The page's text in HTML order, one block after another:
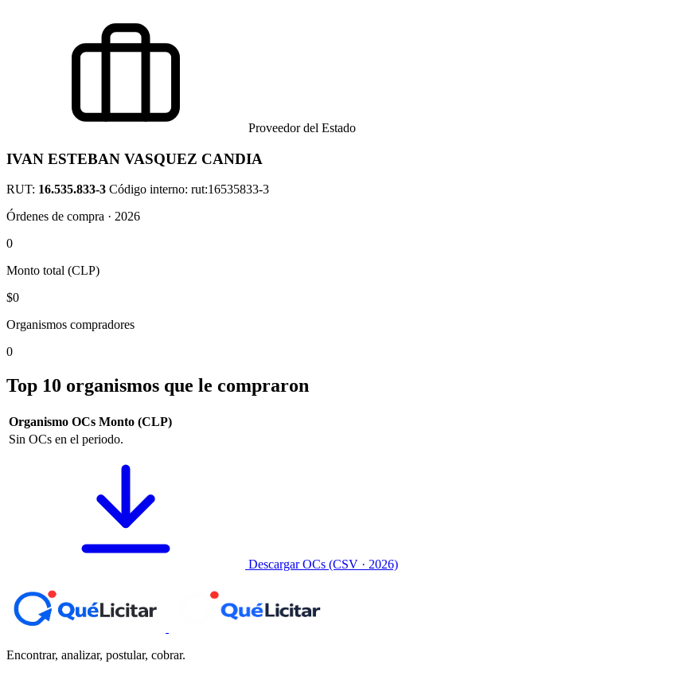
Proveedor del Estado
IVAN ESTEBAN VASQUEZ CANDIA
RUT: 16.535.833-3 Código interno: rut:16535833-3
Órdenes de compra · 2026
0
Monto total (CLP)
$0
Organismos compradores
0
Top 10 organismos que le compraron
Organismo OCs Monto (CLP)
Sin OCs en el periodo.
Descargar OCs (CSV · 2026)
Encontrar, analizar, postular, cobrar.